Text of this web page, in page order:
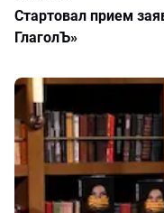
Стартовал прием
ГлаголЪ»